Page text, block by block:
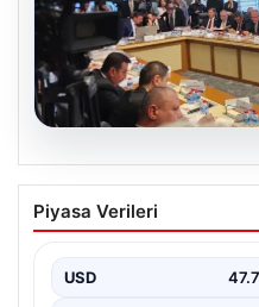
07.08.2026
TBMM Adalet
yasa görüşmesi
Toplumsal Bütünleşmenin
Teklifi" adını…
Piyasa Verileri
USD